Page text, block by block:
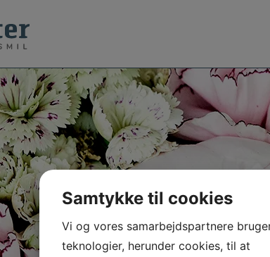
Samtykke til cookies
Vi og vores samarbejdspartnere
teknologier, herunder cookies, til at